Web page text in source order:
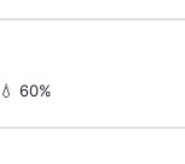
💧 60%